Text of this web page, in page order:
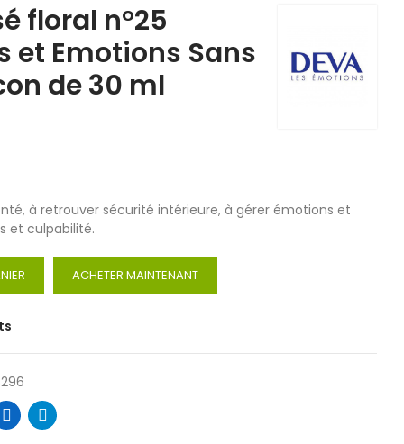
floral n°25
et Emotions Sans
de 30 ml
à retrouver sécurité intérieure, à gérer émotions et
et culpabilité.
ACHETER MAINTENANT